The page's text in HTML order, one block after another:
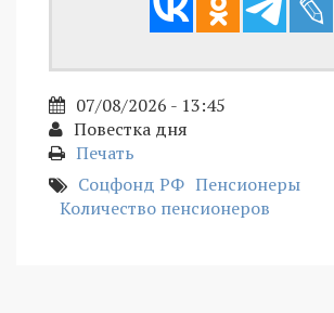
07/08/2026 - 13:45
Повестка дня
Печать
Соцфонд РФ Пенсионеры
Количество пенсионеров